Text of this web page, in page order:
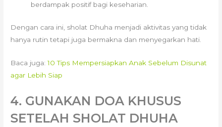
berdampak positif bagi keseharian.
Dengan cara ini, sholat Dhuha menjadi aktivitas yang tidak
hanya rutin tetapi juga bermakna dan menyegarkan hati.
Baca juga:10 Tips Mempersiapkan Anak Sebelum Disunat
agar Lebih Siap
4. GUNAKAN DOA KHUSUS
SETELAH SHOLAT DHUHA